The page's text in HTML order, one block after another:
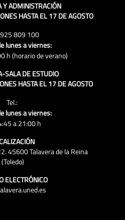
Y ADMINISTRACIÓN
HASTA EL 17 DE AGOSTO
809 100
lunes a viernes:
h (horario de verano)
SALA DE ESTUDIO
HASTA EL 17 DE AGOSTO
Tel.:
lunes a viernes:
a 21:00 h
45600 Talavera de la Reina
(Toledo)
ELECTRÓNICO